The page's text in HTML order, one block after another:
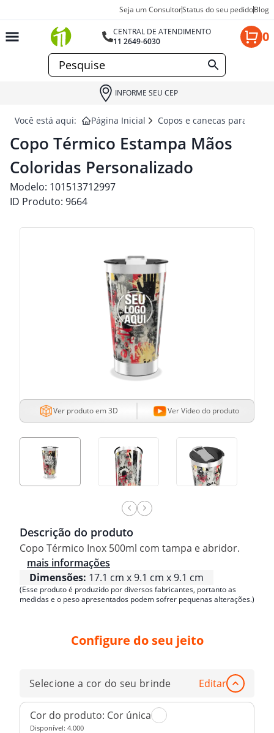
Seja um ConsultorStatus do seu pedidoBlog
CENTRAL DE ATENDIMENTO
11 2649-6030
0
INFORME SEU CEP
Você está aqui: Página Inicial Copos e canecas para
Copo Térmico Estampa Mãos
Coloridas Personalizado
Modelo: 101513712997
ID Produto: 9664
Ver produto em 3D Ver Vídeo do produto
Descrição do produto
Copo Térmico Inox 500ml com tampa e abridor.
mais informações
Dimensões: 17.1 cm x 9.1 cm x 9.1 cm
(Esse produto é produzido por diversos fabricantes, portanto as
medidas e o peso apresentados podem sofrer pequenas alterações.)
Configure do seu jeito
Selecione a cor do seu brinde Editar
Cor do produto: Cor única
Disponível: 4.000